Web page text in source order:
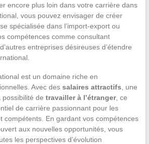
encore plus loin dans votre carrière dans
vous pouvez envisager de créer
spécialisée dans l’import-export ou
compétences comme consultant
entreprises désireuses d’étendre
est un domaine riche en
Avec des salaires attractifs , une
de travailler à l’étranger, ce
de carrière passionnant pour les
compétents. En gardant vos compétences
aux nouvelles opportunités, vous
les perspectives d’évolution